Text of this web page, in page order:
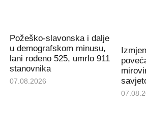
Požeško-slavonska i dalje
u demografskom minusu,
lani rođeno 525, umrlo 911
stanovnika
07.08.2026